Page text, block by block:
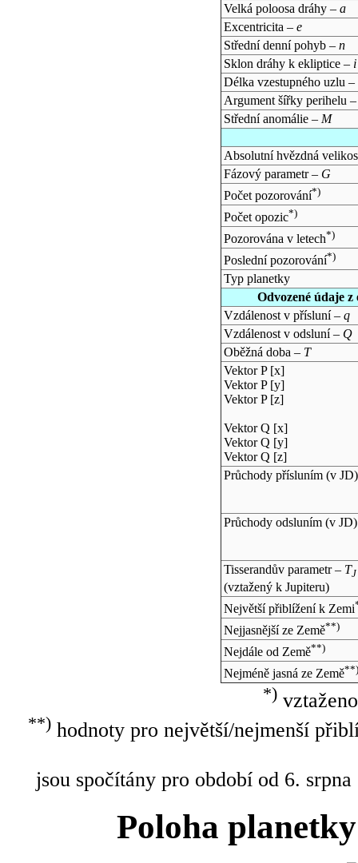
Velká poloosa dráhy – a
Excentricita – e
Střední denní pohyb – n
Sklon dráhy k ekliptice – i
Délka vzestupného uzlu –
Argument šířky perihelu
Střední anomálie – M
Absolutní hvězdná
Fázový parametr – G
Počet pozorování*)
Počet opozic*)
Pozorována v letech*)
Poslední pozorování*)
Typ planetky
Odvozené údaje
Vzdálenost v přísluní – q
Vzdálenost v odsluní – Q
Oběžná doba – T
Vektor P [x]
Vektor P [y]
Vektor P [z]
Vektor Q [x]
Vektor Q [y]
Vektor Q [z]
Průchody přísluním (v JD)
Průchody odsluním (v JD)
Tisserandův parametr – TJ
(vztažený k Jupiteru)
Největší přiblížení k Zemi
Nejjasnější ze Země**)
Nejdále od Země**)
Nejméně jasná ze Země**)
*)
**)hodnoty pro největší/nejmenší
jsou spočítány pro období od 6.
Poloha